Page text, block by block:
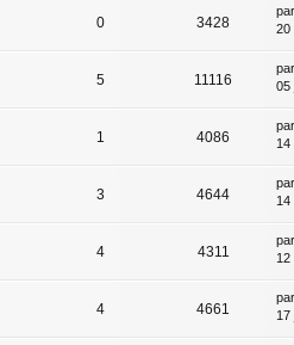
0 3428
par
20
5 11116
par
05
1 4086
par
14
3 4644
par
14
4 4311
par
12
4 4661
par
17